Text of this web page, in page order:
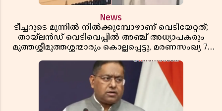
News
ടീച്ചറുടെ മുന്നിൽ നിൽക്കുമ്പോഴാണ് വെടിയേറ്റത്;
തായ്‌ലൻഡ് വെടിവെപ്പിൽ അഞ്ച് അധ്യാപകരും
മുത്തശ്ശീമുത്തശ്ശന്മാരും കൊല്ലപ്പെട്ടു, മരണസംഖ്യ 7;